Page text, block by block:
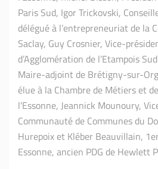
Paris Sud, Igor Trickovski,
délégué à l’entrepreneuriat de la
Saclay, Guy Crosnier, Vice-
d’Agglomération de l’Etampois
Maire-adjoint de Brétigny-sur-
élue à la Chambre de Métiers et
l'Essonne, Jeannick Mounoury,
Communauté de Communes du
Hurepoix et Kléber Beauvillain,
Essonne, ancien PDG de Hewlett